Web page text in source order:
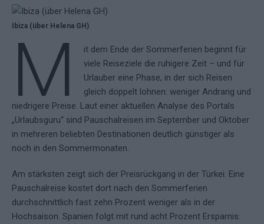
Ibiza (über Helena GH)
M
it dem Ende der Sommerferien beginnt für
viele Reiseziele die ruhigere Zeit – und für
Urlauber eine Phase, in der sich Reisen
gleich doppelt lohnen: weniger Andrang und
niedrigere Preise. Laut einer aktuellen Analyse des Portals
„Urlaubsguru“ sind Pauschalreisen im September und Oktober
in mehreren beliebten Destinationen deutlich günstiger als
noch in den Sommermonaten.
Am stärksten zeigt sich der Preisrückgang in der Türkei. Eine
Pauschalreise kostet dort nach den Sommerferien
durchschnittlich fast zehn Prozent weniger als in der
Hochsaison. Spanien folgt mit rund acht Prozent Ersparnis: